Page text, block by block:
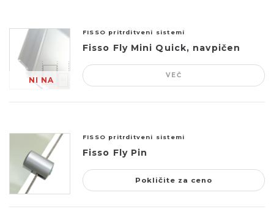
NI NA
FISSO pritrditveni sistemi
Fisso Fly Mini Quick, navpičen
VEČ
FISSO pritrditveni sistemi
Fisso Fly Pin
Pokličite za ceno